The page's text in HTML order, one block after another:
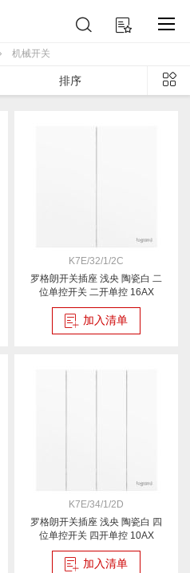
我的购物车
索
机械开关
排序
K7E/32/1/2C
罗格朗开关插座 浅央 陶瓷白 二
位单控开关 二开单控 16AX
加入清单
K7E/34/1/2D
罗格朗开关插座 浅央 陶瓷白 四
位单控开关 四开单控 10AX
加入清单